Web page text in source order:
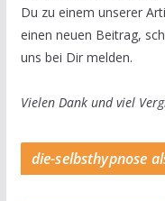
Du zu einem unserer
einen neuen Beitrag,
uns bei Dir melden.
Vielen Dank und viel
die-selbsthypnose